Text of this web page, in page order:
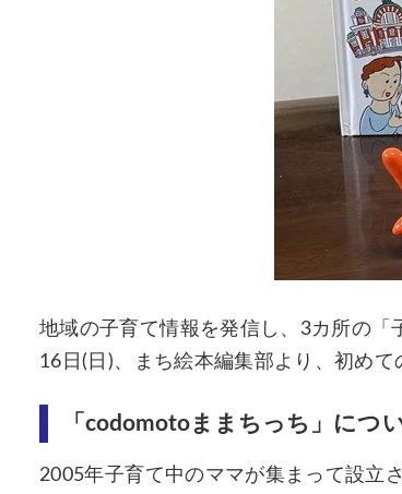
地域の子育て情報を発信し、3カ所の「
16日(日)、まち絵本編集部より、初め
「codomotoままちっち」につ
2005年子育て中のママが集まって設立